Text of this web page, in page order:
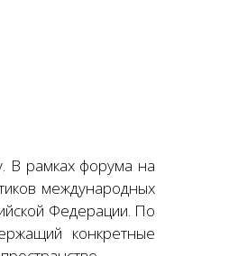
В рамках форума на
международных
Федерации. По
конкретные